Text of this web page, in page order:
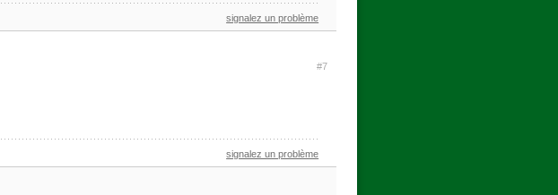
signalez un problème
#7
signalez un problème